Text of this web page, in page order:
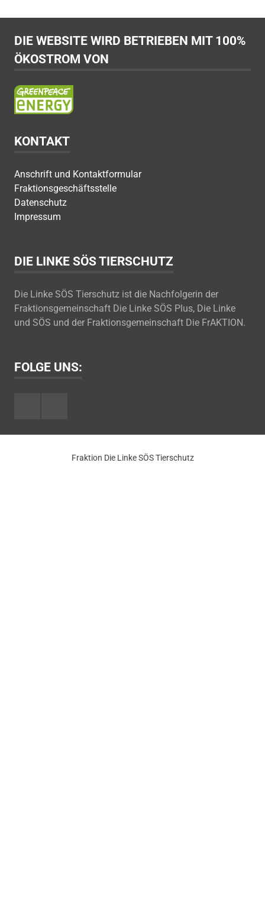
DIE WEBSITE WIRD BETRIEBEN MIT 100%
ÖKOSTROM VON
KONTAKT
Anschrift und Kontaktformular
Fraktionsgeschäftsstelle
Datenschutz
Impressum
DIE LINKE SÖS TIERSCHUTZ
Die Linke SÖS Tierschutz ist die Nachfolgerin der
Fraktionsgemeinschaft Die Linke SÖS Plus, Die Linke
und SÖS und der Fraktionsgemeinschaft Die FrAKTION.
FOLGE UNS:
Fraktion Die Linke SÖS Tierschutz